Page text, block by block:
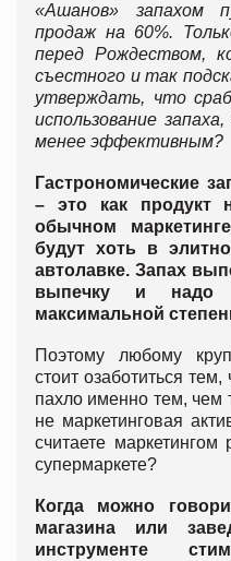
«Ашанов» запахом
продаж на 60%.
перед Рождеством,
съестного и так
утверждать, что
использование
менее эффективным?
Гастрономические
– это как продукт
обычном
будут хоть в
автолавке. Запах
выпечку и надо
максимальной
Поэтому любому
стоит озаботиться
пахло именно тем, чем
не маркетинговая
считаете
супермаркете?
Когда можно
магазина или
инструменте